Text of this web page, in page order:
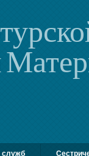
служб